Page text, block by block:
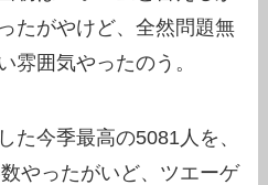
たがやけど、全然問題無
雰囲気やったのう。
た今季最高の5081人を、
やったがいど、ツエーゲ